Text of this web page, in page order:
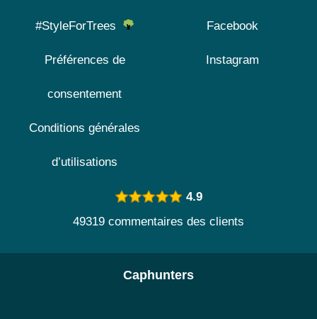
#StyleForTrees
Préférences de
consentement
Conditions générales
d’utilisations
Facebook
Instagram
4.9
49319 commentaires des clients
Caphunters